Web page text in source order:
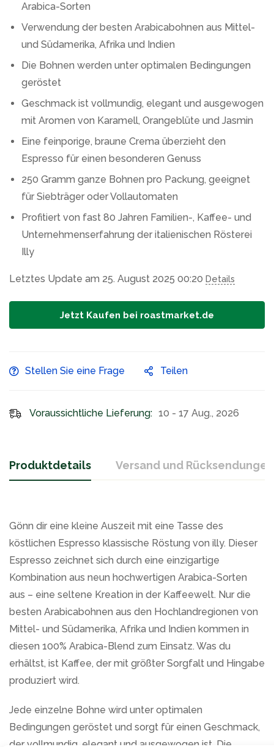
Arabica-Sorten
Verwendung der besten Arabicabohnen aus Mittel-
und Südamerika, Afrika und Indien
Die Bohnen werden unter optimalen Bedingungen
geröstet
Geschmack ist vollmundig, elegant und ausgewogen
mit Aromen von Karamell, Orangeblüte und Jasmin
Eine feinporige, braune Crema überzieht den
Espresso für einen besonderen Genuss
250 Gramm ganze Bohnen pro Packung, geeignet
für Siebträger oder Vollautomaten
Profitiert von fast 80 Jahren Familien-, Kaffee- und
Unternehmenserfahrung der italienischen Rösterei
Illy
Letztes Update am 25. August 2025 00:20 Details
Jetzt Kaufen bei roastmarket.de
Stellen Sie eine Frage Teilen
Voraussichtliche Lieferung: 10 - 17 Aug., 2026
Produktdetails Versand und Rücksendungen
Gönn dir eine kleine Auszeit mit eine Tasse des
köstlichen Espresso klassische Röstung von illy. Dieser
Espresso zeichnet sich durch eine einzigartige
Kombination aus neun hochwertigen Arabica-Sorten
aus – eine seltene Kreation in der Kaffeewelt. Nur die
besten Arabicabohnen aus den Hochlandregionen von
Mittel- und Südamerika, Afrika und Indien kommen in
diesen 100% Arabica-Blend zum Einsatz. Was du
erhältst, ist Kaffee, der mit größter Sorgfalt und Hingabe
produziert wird.
Jede einzelne Bohne wird unter optimalen
Bedingungen geröstet und sorgt für einen Geschmack,
der vollmundig, elegant und ausgewogen ist. Die